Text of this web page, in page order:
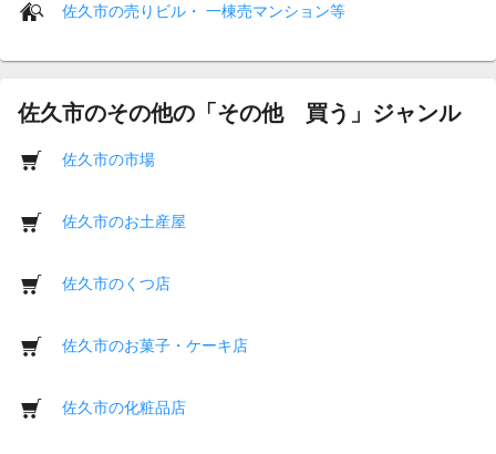
佐久市の売りビル・ 一棟売マンション等
佐久市のその他の「その他 買う」ジャンル
佐久市の市場
佐久市のお土産屋
佐久市のくつ店
佐久市のお菓子・ケーキ店
佐久市の化粧品店